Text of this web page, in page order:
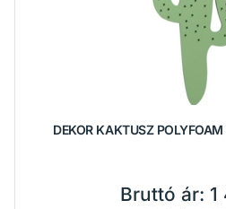
DEKOR KAKTUSZ
Bruttó ár: 1